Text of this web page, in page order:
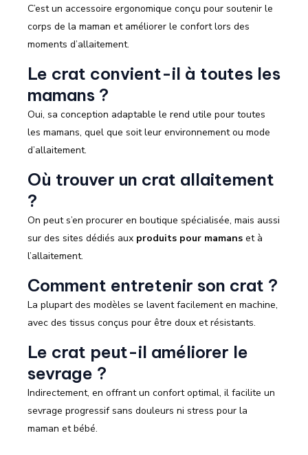
C’est un accessoire ergonomique conçu pour soutenir le
corps de la maman et améliorer le confort lors des
moments d’allaitement.
Le crat convient-il à toutes les
mamans ?
Oui, sa conception adaptable le rend utile pour toutes
les mamans, quel que soit leur environnement ou mode
d’allaitement.
Où trouver un crat allaitement
?
On peut s’en procurer en boutique spécialisée, mais aussi
sur des sites dédiés aux produits pour mamans et à
l’allaitement.
Comment entretenir son crat ?
La plupart des modèles se lavent facilement en machine,
avec des tissus conçus pour être doux et résistants.
Le crat peut-il améliorer le
sevrage ?
Indirectement, en offrant un confort optimal, il facilite un
sevrage progressif sans douleurs ni stress pour la
maman et bébé.